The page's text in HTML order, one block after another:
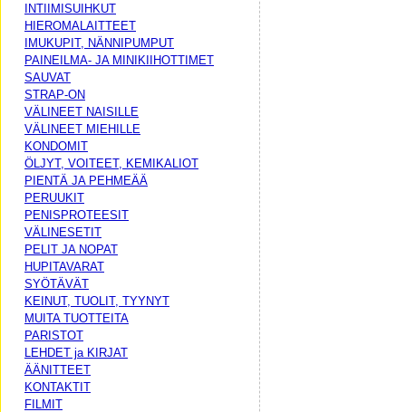
INTIIMISUIHKUT
HIEROMALAITTEET
IMUKUPIT, NÄNNIPUMPUT
PAINEILMA- JA MINIKIIHOTTIMET
SAUVAT
STRAP-ON
VÄLINEET NAISILLE
VÄLINEET MIEHILLE
KONDOMIT
ÖLJYT, VOITEET, KEMIKALIOT
PIENTÄ JA PEHMEÄÄ
PERUUKIT
PENISPROTEESIT
VÄLINESETIT
PELIT JA NOPAT
HUPITAVARAT
SYÖTÄVÄT
KEINUT, TUOLIT, TYYNYT
MUITA TUOTTEITA
PARISTOT
LEHDET ja KIRJAT
ÄÄNITTEET
KONTAKTIT
FILMIT